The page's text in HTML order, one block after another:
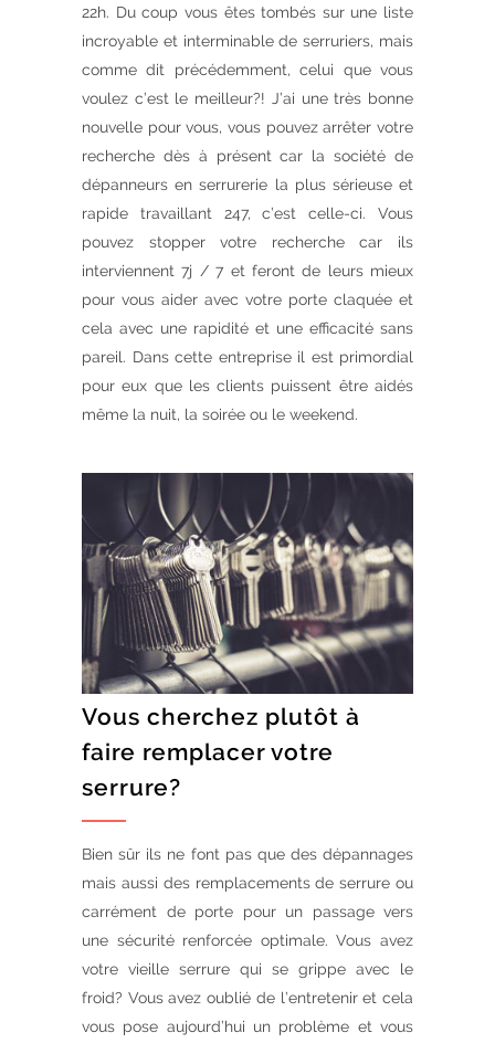
22h. Du coup vous êtes tombés sur une liste
incroyable et interminable de serruriers, mais
comme dit précédemment, celui que vous
voulez c’est le meilleur?! J’ai une très bonne
nouvelle pour vous, vous pouvez arrêter votre
recherche dès à présent car la société de
dépanneurs en serrurerie la plus sérieuse et
rapide travaillant 247, c’est celle-ci. Vous
pouvez stopper votre recherche car ils
interviennent 7j / 7 et feront de leurs mieux
pour vous aider avec votre porte claquée et
cela avec une rapidité et une efficacité sans
pareil. Dans cette entreprise il est primordial
pour eux que les clients puissent être aidés
même la nuit, la soirée ou le weekend.
Vous cherchez plutôt à
faire remplacer votre
serrure?
Bien sûr ils ne font pas que des dépannages
mais aussi des remplacements de serrure ou
carrément de porte pour un passage vers
une sécurité renforcée optimale. Vous avez
votre vieille serrure qui se grippe avec le
froid? Vous avez oublié de l’entretenir et cela
vous pose aujourd’hui un problème et vous